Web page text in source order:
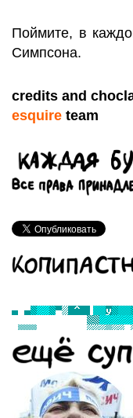
Поймите, в
Симпсона.
credits and
esquire team